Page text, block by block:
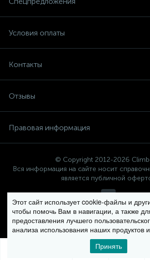
0
Условия оплаты
Контакты
Отзывы
Правовая информация
© Copyright 2012-2026
Вся информация на сайте носит
является публичной
Политика компании в отношении
данных
Этот сайт использует cookie-файлы и
чтобы помочь Вам в навигации, а также
предоставления лучшего
анализа использования наших продуктов и
Принять